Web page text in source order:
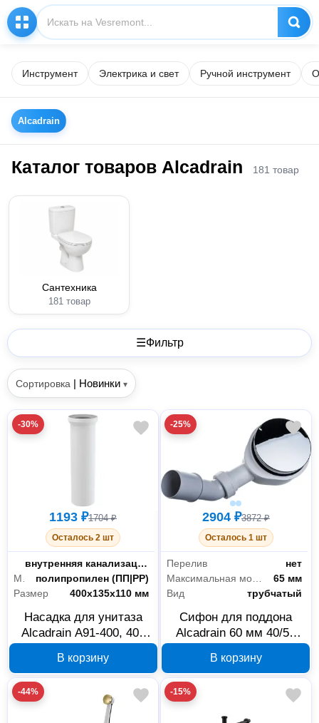
Инструмент Электрика и свет Ручной инструмент
Alcadrain
Каталог товаров Alcadrain 181 товар
Сантехника
181 товар
☰Фильтр
Сортировка | Новинки ▾
-30%
1193 ₽1704 ₽
Осталось 2 шт
Область применения
внутренняя канализация
полипропилен (ПП|PP)
Размер
400x135x110 мм
Насадка для унитаза
Alcadrain A91-400, 400
В корзину
-25%
2904 ₽3872 ₽
Осталось 1 шт
Перелив
нет
Максимальная монтажная высота
65 мм
Вид
трубчатый
Сифон для поддона
Alcadrain 60 мм 40/50
В корзину
-44% -15%